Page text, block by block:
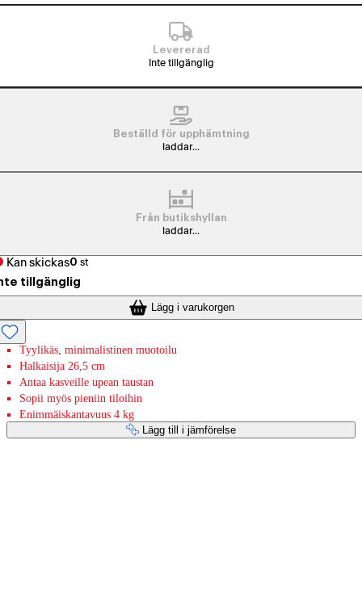
Levererad
Inte tillgänglig
Beställd för upphämtning
laddar...
Från butikshyllan
laddar...
Kan skickas0 st
tillgänglig
Lägg i varukorgen
Tyylikäs, minimalistinen muotoilu
Halkaisija 26,5 cm
Antaa kasveille upean taustan
Sopii myös pieniin tiloihin
Enimmäiskantavuus 4 kg
Lägg till i jämförelse